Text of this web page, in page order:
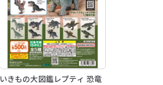
いきもの大図鑑レプティ 恐竜